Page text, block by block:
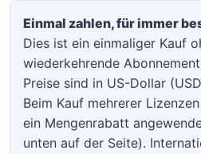
Einmal zahlen, für immer
Dies ist ein einmaliger Kauf
wiederkehrende
Preise sind in US-Dollar
Beim Kauf mehrerer
ein Mengenrabatt
unten auf der Seite).